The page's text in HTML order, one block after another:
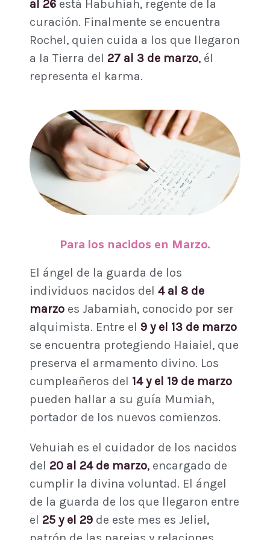
al 26 está Habuhiah, regente de la
curación. Finalmente se encuentra
Rochel, quien cuida a los que llegaron
a la Tierra del 27 al 3 de marzo, él
representa el karma.
Para los nacidos en Marzo.
El ángel de la guarda de los
individuos nacidos del 4 al 8 de
marzo es Jabamiah, conocido por ser
alquimista. Entre el 9 y el 13 de marzo
se encuentra protegiendo Haiaiel, que
preserva el armamento divino. Los
cumpleañeros del 14 y el 19 de marzo
pueden hallar a su guía Mumiah,
portador de los nuevos comienzos.
Vehuiah es el cuidador de los nacidos
del 20 al 24 de marzo, encargado de
cumplir la divina voluntad. El ángel
de la guarda de los que llegaron entre
el 25 y el 29 de este mes es Jeliel,